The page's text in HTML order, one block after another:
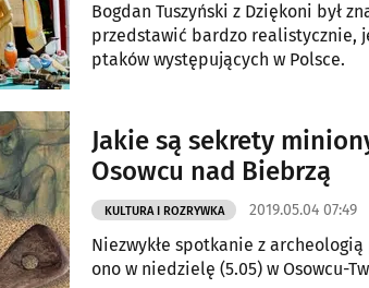
Bogdan Tuszyński z Dziękoni był
przedstawić bardzo realistycznie,
ptaków występujących w Polsce.
Jakie są sekrety
Osowcu nad Biebrzą
KULTURA I ROZRYWKA 2019.05.04 07:49
Niezwykłe spotkanie z
ono w niedzielę (5.05) w Osowcu-